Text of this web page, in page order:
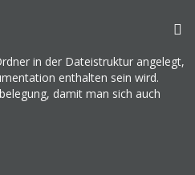
in der Dateistruktur angelegt,
enthalten sein wird.
damit man sich auch